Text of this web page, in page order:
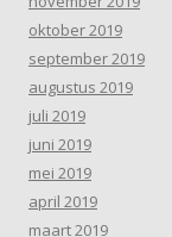
oktober 2019
september 2019
augustus 2019
juli 2019
juni 2019
mei 2019
april 2019
maart 2019